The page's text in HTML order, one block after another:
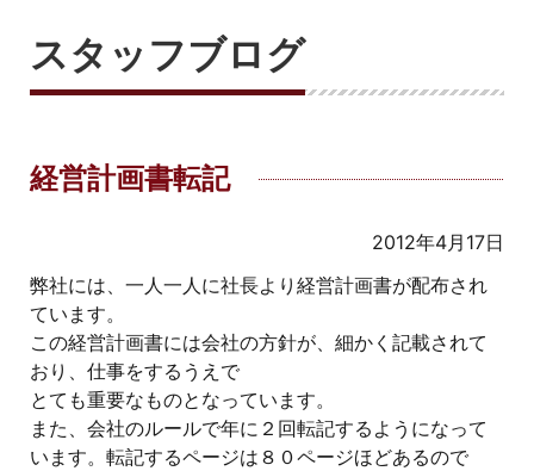
スタッフブログ
経営計画書転記
2012年4月17日
弊社には、一人一人に社長より経営計画書が配布され
ています。
この経営計画書には会社の方針が、細かく記載されて
おり、仕事をするうえで
とても重要なものとなっています。
また、会社のルールで年に２回転記するようになって
います。転記するページは８０ページほどあるので